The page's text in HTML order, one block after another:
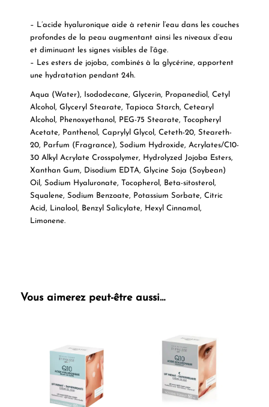
– L’acide hyaluronique aide à retenir l’eau dans les couches
profondes de la peau augmentant ainsi les niveaux d’eau
et diminuant les signes visibles de l’âge.
– Les esters de jojoba, combinés à la glycérine, apportent
une hydratation pendant 24h.
Aqua (Water), Isododecane, Glycerin, Propanediol, Cetyl
Alcohol, Glyceryl Stearate, Tapioca Starch, Cetearyl
Alcohol, Phenoxyethanol, PEG-75 Stearate, Tocopheryl
Acetate, Panthenol, Caprylyl Glycol, Ceteth-20, Steareth-
20, Parfum (Fragrance), Sodium Hydroxide, Acrylates/C10-
30 Alkyl Acrylate Crosspolymer, Hydrolyzed Jojoba Esters,
Xanthan Gum, Disodium EDTA, Glycine Soja (Soybean)
Oil, Sodium Hyaluronate, Tocopherol, Beta-sitosterol,
Squalene, Sodium Benzoate, Potassium Sorbate, Citric
Acid, Linalool, Benzyl Salicylate, Hexyl Cinnamal,
Limonene.
Vous aimerez peut-être aussi…